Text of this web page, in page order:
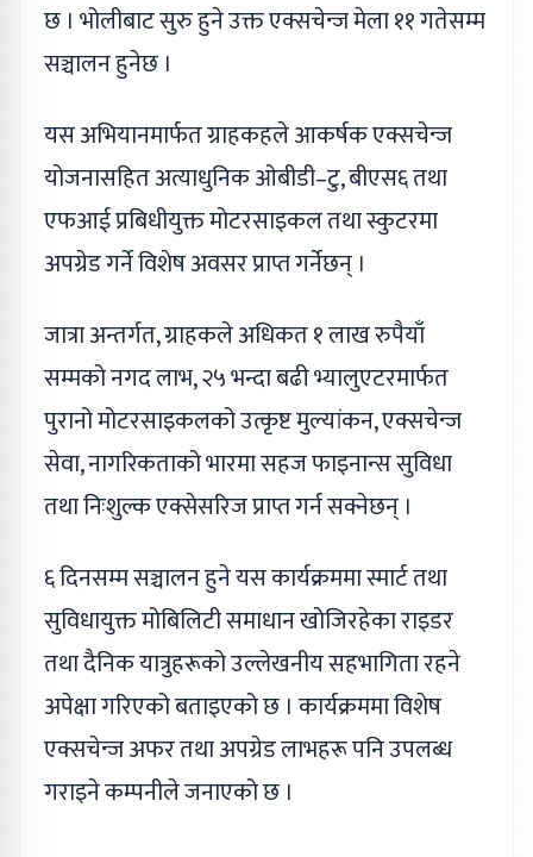
छ । भोलीबाट सुरु हुने उक्त एक्सचेन्ज मेला ११ गतेसम्म
सञ्चालन हुनेछ ।
यस अभियानमार्फत ग्राहकहले आकर्षक एक्सचेन्ज
योजनासहित अत्याधुनिक ओबीडी–टु, बीएस६ तथा
एफआई प्रबिधीयुक्त मोटरसाइकल तथा स्कुटरमा
अपग्रेड गर्ने विशेष अवसर प्राप्त गर्नेछन् ।
जात्रा अन्तर्गत, ग्राहकले अधिकत १ लाख रुपैयाँ
सम्मको नगद लाभ, २५ भन्दा बढी भ्यालुएटरमार्फत
पुरानो मोटरसाइकलको उत्कृष्ट मुल्यांकन, एक्सचेन्ज
सेवा, नागरिकताको भारमा सहज फाइनान्स सुविधा
तथा निःशुल्क एक्सेसरिज प्राप्त गर्न सक्नेछन् ।
६ दिनसम्म सञ्चालन हुने यस कार्यक्रममा स्मार्ट तथा
सुविधायुक्त मोबिलिटी समाधान खोजिरहेका राइडर
तथा दैनिक यात्रुहरूको उल्लेखनीय सहभागिता रहने
अपेक्षा गरिएको बताइएको छ । कार्यक्रममा विशेष
एक्सचेन्ज अफर तथा अपग्रेड लाभहरू पनि उपलब्ध
गराइने कम्पनीले जनाएको छ ।